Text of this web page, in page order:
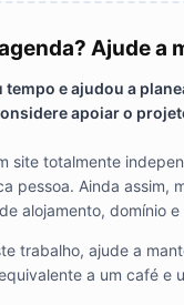
Ajude a
e ajudou a
apoiar o
site totalmente
pessoa. Ainda assim,
alojamento, domínio
trabalho, ajude a
a um café e